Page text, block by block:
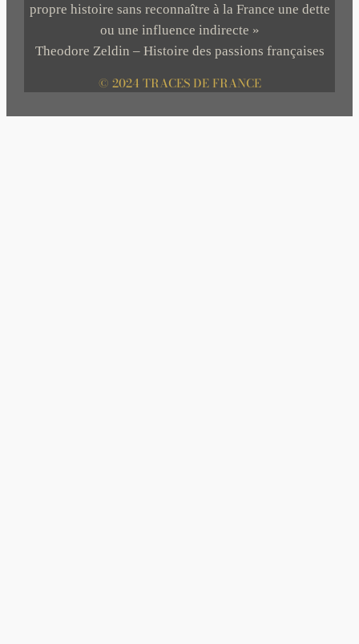
propre histoire sans reconnaître à la France une dette
ou une influence indirecte »
Theodore Zeldin – Histoire des passions françaises
© 2024 TRACES DE FRANCE